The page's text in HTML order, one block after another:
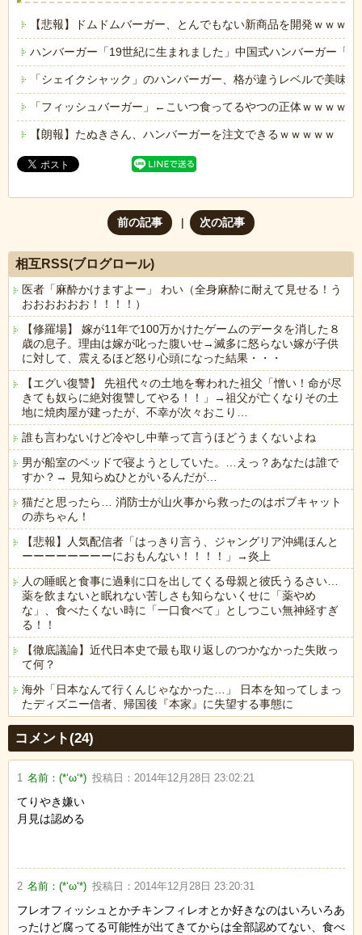
【悲報】ドムドムバーガー、とんでもない新商品を開発ｗｗｗｗ
ハンバーガー「19世紀に生まれました」中国式ハンバーガー「8
「シェイクシャック」のハンバーガー、格が違うレベルで美味
「フィッシュバーガー」←こいつ食ってるやつの正体ｗｗｗｗｗ
【朗報】たぬきさん、ハンバーガーを注文できるｗｗｗｗｗ
前の記事 次の記事
相互RSS(ブログロール)
医者「麻酔かけますよー」 わい（全身麻酔に耐えて見せる！う
おおおおおお！！！！）
【修羅場】 嫁が11年で100万かけたゲームのデータを消した８
歳の息子。理由は嫁が叱った腹いせ→滅多に怒らない嫁が子供
に対して、震えるほど怒り心頭になった結果・・・
【エグい復讐】 先祖代々の土地を奪われた祖父「憎い！命が尽
きても奴らに絶対復讐してやる！！」→祖父が亡くなりその土
地に焼肉屋が建ったが、不幸が次々おこり…
誰も言わないけど冷やし中華って言うほどうまくないよね
男が船室のベッドで寝ようとしていた。…えっ？あなたは誰で
すか？→ 見知らぬひとがいるんだが…
猫だと思ったら… 消防士が山火事から救ったのはボブキャット
の赤ちゃん！
【悲報】人気配信者「はっきり言う、ジャングリア沖縄ほんと
ーーーーーーーーにおもんない！！！！」→炎上
人の睡眠と食事に過剰に口を出してくる母親と彼氏うるさい…
薬を飲まないと眠れない苦しさも知らないくせに「薬やめ
な」、食べたくない時に「一口食べて」としつこい無神経すぎ
る！！
【徹底議論】近代日本史で最も取り返しのつかなかった失敗っ
て何？
海外「日本なんて行くんじゃなかった…」 日本を知ってしまっ
たディズニー信者、帰国後『本家』に失望する事態に
Powered by livedoor 相互RSS
コメント(24)
1 名前：(*‘ω‘*) 投稿日： 2014年12月28日 23:02:21
てりやき嫌い
月見は認める
2 名前：(*‘ω‘*) 投稿日： 2014年12月28日 23:20:31
フレオフィッシュとかチキンフィレオとか好きなのはいろいろあ
ったけど腐ってる可能性が出てきてからは全部認めてない、食べ